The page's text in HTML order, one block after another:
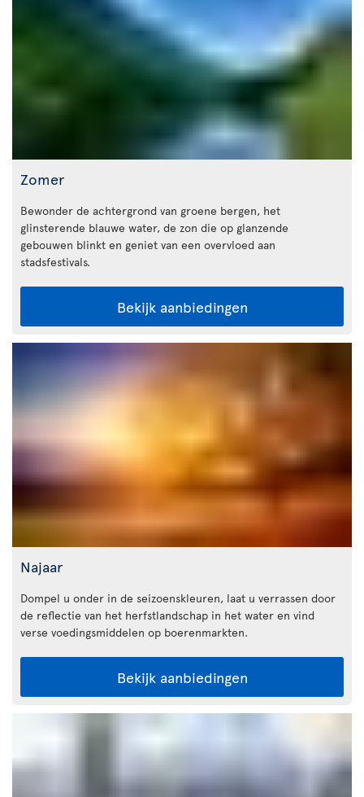
Zomer
Bewonder de achtergrond van groene bergen, het
glinsterende blauwe water, de zon die op glanzende
gebouwen blinkt en geniet van een overvloed aan
stadsfestivals.
Bekijk aanbiedingen
Najaar
Dompel u onder in de seizoenskleuren, laat u verrassen door
de reflectie van het herfstlandschap in het water en vind
verse voedingsmiddelen op boerenmarkten.
Bekijk aanbiedingen